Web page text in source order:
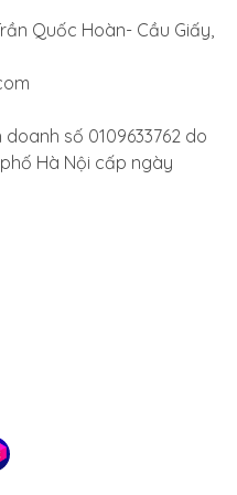
hình OLED Ultra Retina
Quốc Hoàn- Cầu Giấy,
số 0109633762 do
Hà Nội cấp ngày